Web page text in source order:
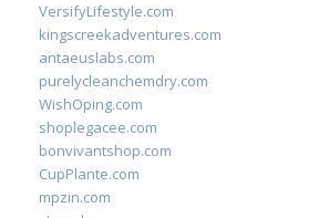
VersifyLifestyle.com
kingscreekadventures.com
antaeuslabs.com
purelycleanchemdry.com
WishOping.com
shoplegacee.com
bonvivantshop.com
CupPlante.com
mpzin.com